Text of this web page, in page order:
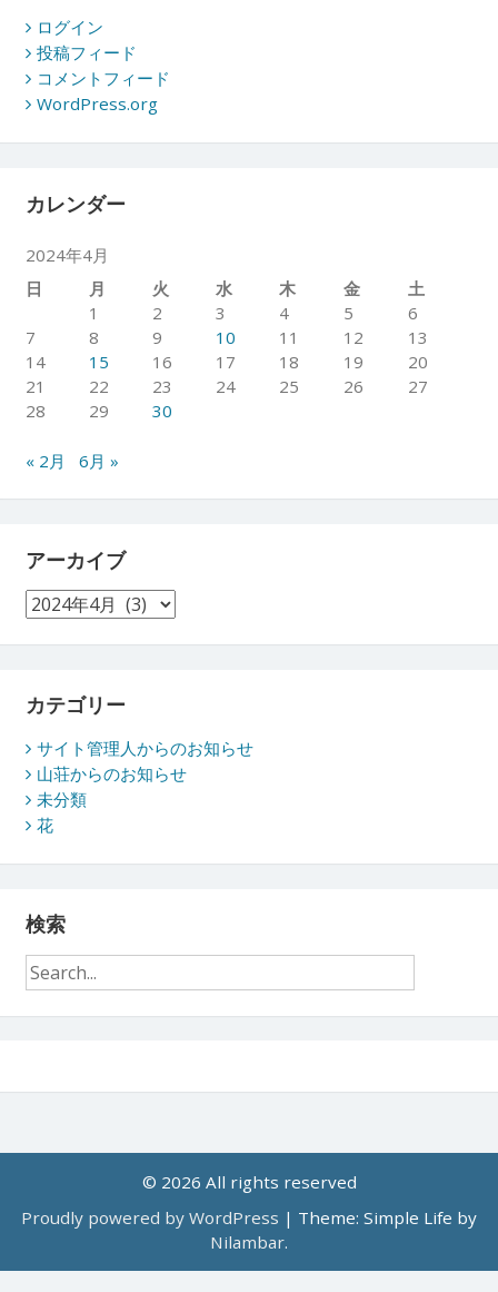
ログイン
投稿フィード
コメントフィード
WordPress.org
カレンダー
2024年4月
日
月 火 水 木 金
土
1
2 3 4 5
6
7
8 9 10 11 12
13
14
15 16 17 18 19
20
21
22 23 24 25 26
27
28
29 30
« 2月 6月 »
アーカイブ
ア
ー
カ
ブ
カテゴリー
サイト管理人からのお知らせ
山荘からのお知らせ
未分類
花
検索
© 2026 All rights reserved
Proudly powered by WordPress | Theme: Simple Life by
Nilambar.